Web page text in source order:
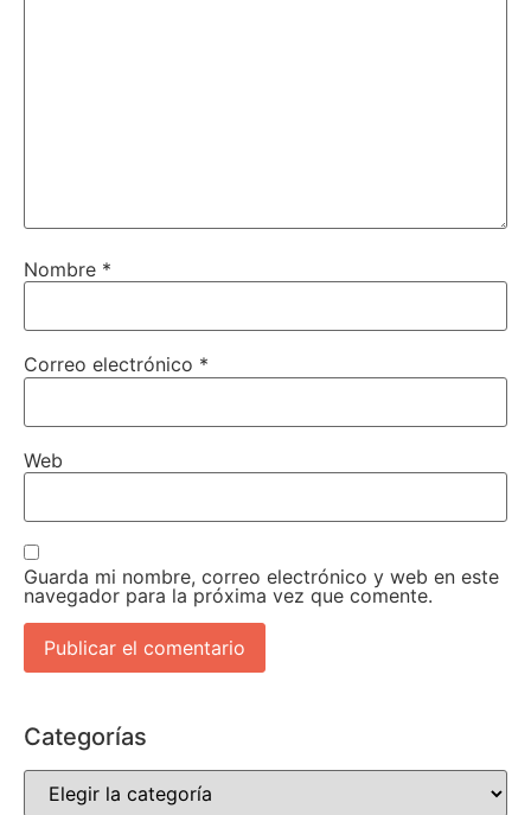
Nombre *
Correo electrónico *
Web
Guarda mi nombre, correo electrónico y web en este
navegador para la próxima vez que comente.
Categorías